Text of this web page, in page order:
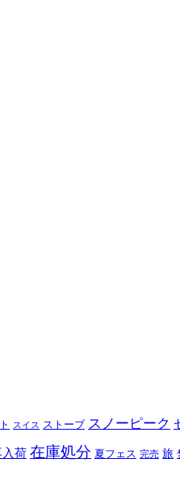
スイス ストーブ スノーピーク
入荷 在庫処分 夏フェス 完売 旅